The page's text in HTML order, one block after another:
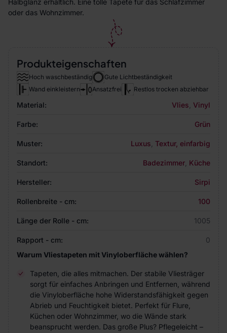
Halbglanz erhältlich. Eine tolle Tapete für das Schlafzimmer
oder das Wohnzimmer.
Produkteigenschaften
Hoch waschbeständig
Gute Lichtbeständigkeit
Wand einkleistern
Ansatzfrei Restlos trocken abziehbar
Material: Vlies Vinyl
Farbe: Grün
Muster: Luxus Textur, einfarbig
Standort: Badezimmer Küche
Hersteller: Sirpi
Rollenbreite - cm: 100
Länge der Rolle - cm: 1005
Rapport - cm:
0
Warum Vliestapeten mit Vinyloberfläche wählen?
Tapeten, die alles mitmachen. Der stabile Vliesträger
sorgt für einfaches Anbringen und Entfernen, während
die Vinyloberfläche hohe Widerstandsfähigkeit gegen
Abrieb und Feuchtigkeit bietet. Perfekt für Flure,
Küchen oder Wohnzimmer, wo die Wände stark
beansprucht werden. Das große Plus? Pflegeleicht –